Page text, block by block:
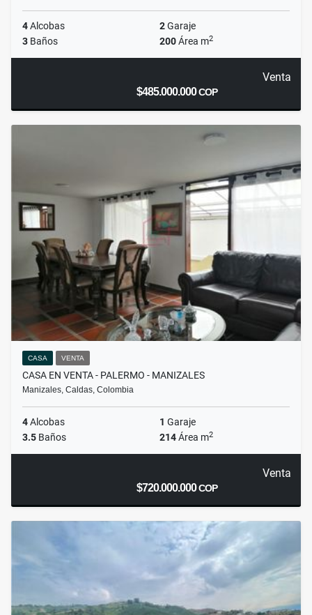
4Alcobas 2Garaje
3 Baños 200Área m2
Venta
$485.000.000COP
CASA VENTA
CASA EN VENTA - PALERMO - MANIZALES
Manizales, Caldas, Colombia
4Alcobas 1 Garaje
3.5 Baños 214Área m2
Venta
$720.000.000COP